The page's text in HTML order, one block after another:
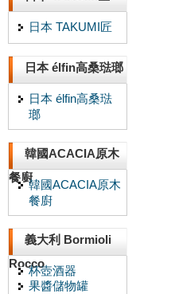
日本 TAKUMI匠
日本 élfin高桑琺瑯
日本 élfin高桑琺
瑯
韓國ACACIA原木
餐廚
韓國ACACIA原木
餐廚
義大利 Bormioli
Rocco
杯壺酒器
果醬儲物罐